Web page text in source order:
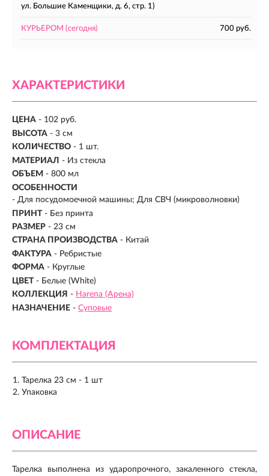
ул. Большие Каменщики, д. 6, стр. 1)
КУРЬЕРОМ (сегодня) 700 руб.
ХАРАКТЕРИСТИКИ
ЦЕНА - 102 руб.
ВЫСОТА - 3 см
КОЛИЧЕСТВО - 1 шт.
МАТЕРИАЛ - Из стекла
ОБЪЕМ - 800 мл
ОСОБЕННОСТИ
- Для посудомоечной машины; Для СВЧ (микроволновки)
ПРИНТ - Без принта
РАЗМЕР - 23 см
СТРАНА ПРОИЗВОДСТВА - Китай
ФАКТУРА - Ребристые
ФОРМА - Круглые
ЦВЕТ - Белые (White)
КОЛЛЕКЦИЯ - Harena (Арена)
НАЗНАЧЕНИЕ - Суповые
КОМПЛЕКТАЦИЯ
Тарелка 23 см - 1 шт
Упаковка
ОПИСАНИЕ
Тарелка выполнена из ударопрочного, закаленного стекла,